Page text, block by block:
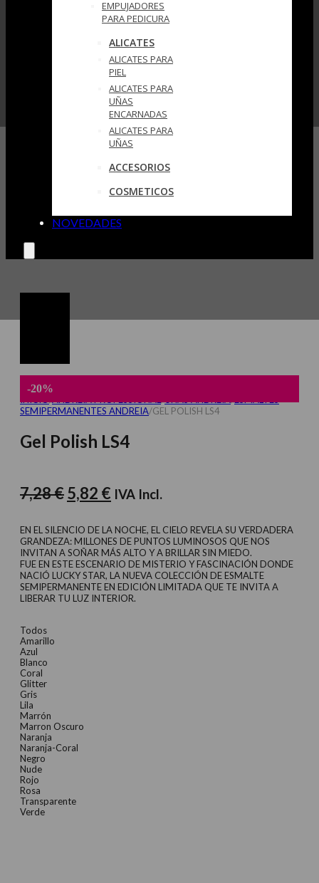
EMPUJADORES
PARA PEDICURA
ALICATES
ALICATES PARA
PIEL
ALICATES PARA
UÑAS
ENCARNADAS
ALICATES PARA
UÑAS
ACCESORIOS
COSMETICOS
NOVEDADES
-20%
SEMIPERMANENTES ANDREIA/GEL POLISH LS4
Gel Polish LS4
7,28€El
original
era:
7,28 €.
5,82 € El
actual
es:
5,82 €.
IVA Incl.
EN EL SILENCIO DE LA NOCHE, EL CIELO REVELA SU VERDADERA
GRANDEZA: MILLONES DE PUNTOS LUMINOSOS QUE NOS
INVITAN A SOÑAR MÁS ALTO Y A BRILLAR SIN MIEDO.
FUE EN ESTE ESCENARIO DE MISTERIO Y FASCINACIÓN DONDE
NACIÓ LUCKY STAR, LA NUEVA COLECCIÓN DE ESMALTE
SEMIPERMANENTE EN EDICIÓN LIMITADA QUE TE INVITA A
LIBERAR TU LUZ INTERIOR.
Todos
Amarillo
Azul
Blanco
Coral
Glitter
Gris
Lila
Marrón
Marron Oscuro
Naranja
Naranja-Coral
Negro
Nude
Rojo
Rosa
Transparente
Verde